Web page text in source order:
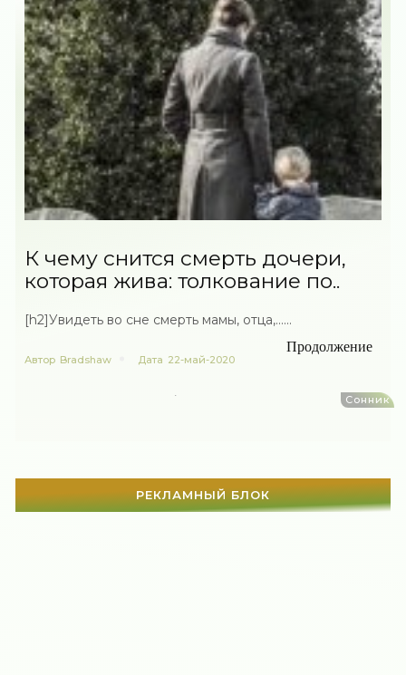
К чему снится смерть дочери,
которая жива: толкование по..
[h2]Увидеть во сне смерть мамы, отца,......
Продолжение
Автор Bradshaw Дата 22-май-2020
Сонник
РЕКЛАМНЫЙ БЛОК